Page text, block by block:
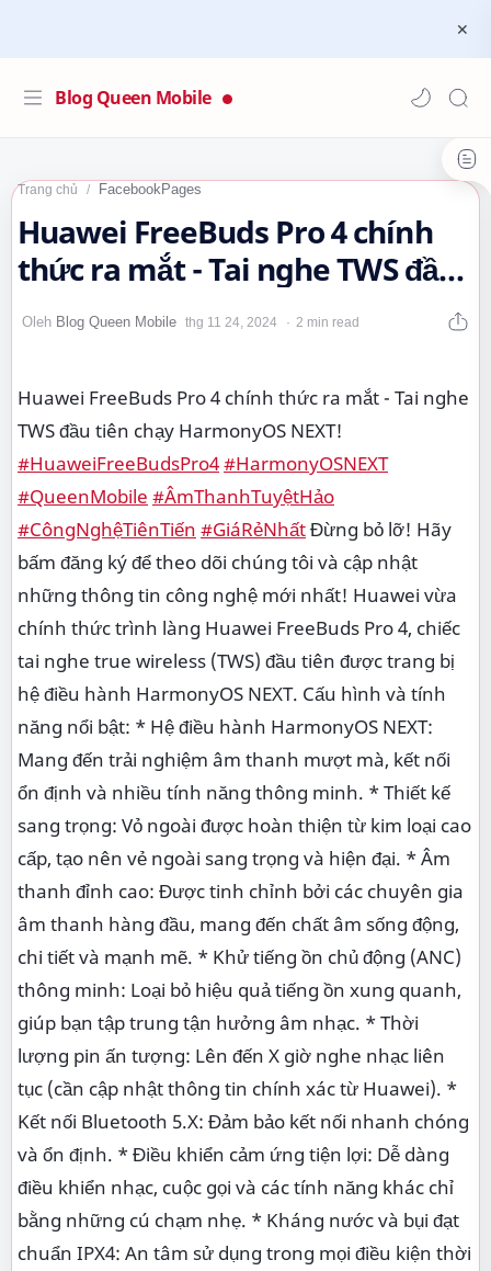
Blog Queen Mobile
Trang chủ FacebookPages
Huawei FreeBuds Pro 4 chính
thức ra mắt - Tai nghe TWS đầu
tiên chạy HarmonyOS NEXT!…
2 min read
Huawei FreeBuds Pro 4 chính thức ra mắt - Tai nghe
TWS đầu tiên chạy HarmonyOS NEXT!
#HuaweiFreeBudsPro4#HarmonyOSNEXT
#QueenMobile #ÂmThanhTuyệtHảo
#CôngNghệTiênTiến #GiáRẻNhấtĐừng bỏ lỡ! Hãy
bấm đăng ký để theo dõi chúng tôi và cập nhật
những thông tin công nghệ mới nhất! Huawei vừa
chính thức trình làng Huawei FreeBuds Pro 4, chiếc
tai nghe true wireless (TWS) đầu tiên được trang bị
hệ điều hành HarmonyOS NEXT. Cấu hình và tính
năng nổi bật: * Hệ điều hành HarmonyOS NEXT:
Mang đến trải nghiệm âm thanh mượt mà, kết nối
ổn định và nhiều tính năng thông minh. * Thiết kế
sang trọng: Vỏ ngoài được hoàn thiện từ kim loại cao
cấp, tạo nên vẻ ngoài sang trọng và hiện đại. * Âm
thanh đỉnh cao: Được tinh chỉnh bởi các chuyên gia
âm thanh hàng đầu, mang đến chất âm sống động,
chi tiết và mạnh mẽ. * Khử tiếng ồn chủ động (ANC)
thông minh: Loại bỏ hiệu quả tiếng ồn xung quanh,
giúp bạn tập trung tận hưởng âm nhạc. * Thời
lượng pin ấn tượng: Lên đến X giờ nghe nhạc liên
tục (cần cập nhật thông tin chính xác từ Huawei). *
Kết nối Bluetooth 5.X: Đảm bảo kết nối nhanh chóng
và ổn định. * Điều khiển cảm ứng tiện lợi: Dễ dàng
điều khiển nhạc, cuộc gọi và các tính năng khác chỉ
bằng những cú chạm nhẹ. * Kháng nước và bụi đạt
chuẩn IPX4: An tâm sử dụng trong mọi điều kiện thời